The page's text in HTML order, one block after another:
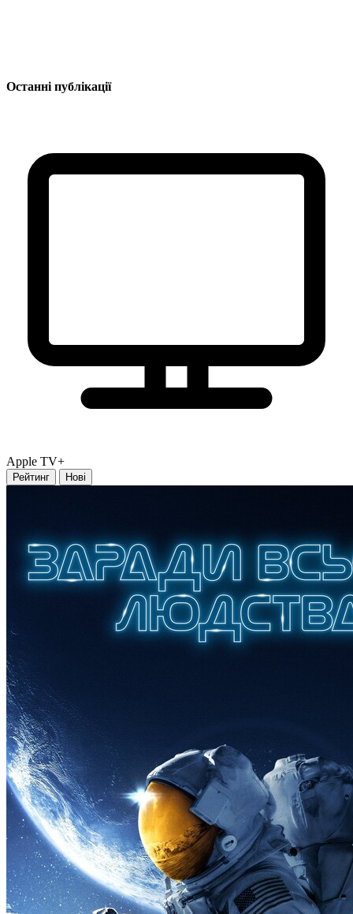
Останні публікації
Apple TV+
Рейтинг Нові